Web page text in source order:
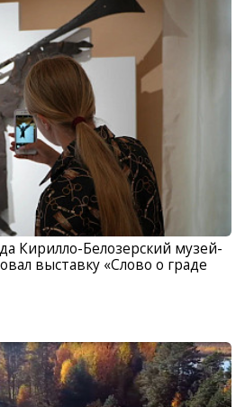
Кирилло-Белозерский музей-
выставку «Слово о граде